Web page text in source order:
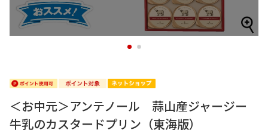
1 2
＜お中元＞アンテノール 蒜山産ジャージー
牛乳のカスタードプリン（東海版）